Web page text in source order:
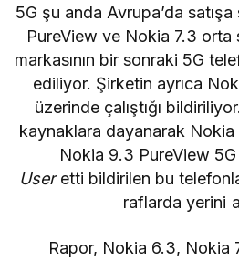
5G şu anda Avrupa’da
PureView ve Nokia 7.3 orta
markasının bir sonraki 5G
ediliyor. Şirketin ayrıca
üzerinde çalıştığı
kaynaklara dayanarak Nokia
Nokia 9.3 PureView 5G
Useretti bildirilen bu
raflarda yerini
Rapor, Nokia 6.3, Nokia